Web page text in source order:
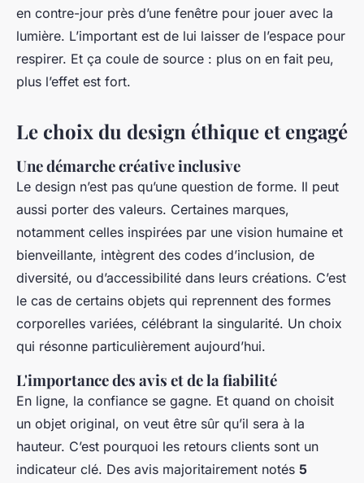
en contre-jour près d’une fenêtre pour jouer avec la
lumière. L’important est de lui laisser de l’espace pour
respirer. Et ça coule de source : plus on en fait peu,
plus l’effet est fort.
Le choix du design éthique et engagé
Une démarche créative inclusive
Le design n’est pas qu’une question de forme. Il peut
aussi porter des valeurs. Certaines marques,
notamment celles inspirées par une vision humaine et
bienveillante, intègrent des codes d’inclusion, de
diversité, ou d’accessibilité dans leurs créations. C’est
le cas de certains objets qui reprennent des formes
corporelles variées, célébrant la singularité. Un choix
qui résonne particulièrement aujourd’hui.
L'importance des avis et de la fiabilité
En ligne, la confiance se gagne. Et quand on choisit
un objet original, on veut être sûr qu’il sera à la
hauteur. C’est pourquoi les retours clients sont un
indicateur clé. Des avis majoritairement notés 5